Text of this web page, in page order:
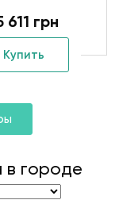
611 грн
Купить
в городе